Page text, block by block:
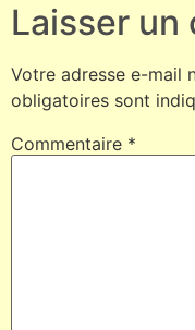
Laisser un
Votre adresse e-mail
obligatoires sont
Commentaire *